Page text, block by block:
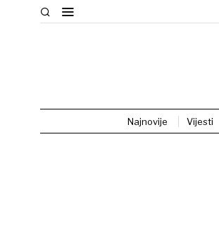
Najnovije Vijesti